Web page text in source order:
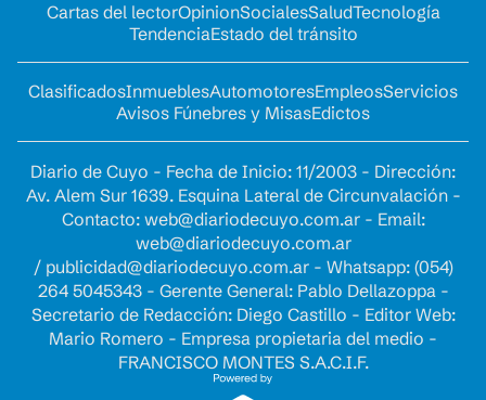
Cartas del lectorOpinionSocialesSaludTecnología
TendenciaEstado del tránsito
ClasificadosInmueblesAutomotoresEmpleosServicios
Avisos Fúnebres y MisasEdictos
Diario de Cuyo - Fecha de Inicio: 11/2003 - Dirección:
Av. Alem Sur 1639. Esquina Lateral de Circunvalación -
Contacto: web@diariodecuyo.com.ar- Email:
web@diariodecuyo.com.ar
/ publicidad@diariodecuyo.com.ar- Whatsapp: (054)
264 5045343 - Gerente General: Pablo Dellazoppa -
Secretario de Redacción: Diego Castillo - Editor Web:
Mario Romero - Empresa propietaria del medio -
FRANCISCO MONTES S.A.C.I.F.